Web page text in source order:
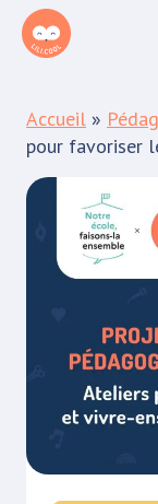
Accueil »
pour favoriser
Remplissez
amet,
Votre e-mail*